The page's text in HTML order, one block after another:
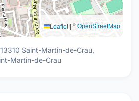
Leaflet|©OpenStreetMap
Saint-Martin-de-Crau,
Martin-de-Crau